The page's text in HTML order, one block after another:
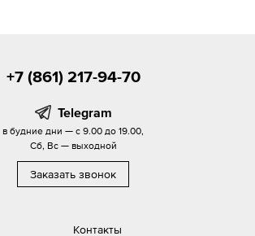
Контакты
+7 (861) 217-94-70
Telegram
в будние дни — с 9.00 до 19.00,
Сб, Вс — выходной
Заказать звонок